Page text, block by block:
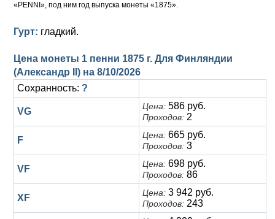
Ливонезы
Альбертусталер
Петр I (1682-1725)
Золото
Серебро
Медь
«PENNI», под ним год выпуска монеты «1875».
Гурт: гладкий.
Цена монеты 1 пенни 1875 г. Для Финляндии
(Александр II) на 8/10/2026
Сохранность: ?
VG Цена: 586 руб.
Проходов: 2
F Цена: 665 руб.
Проходов: 3
VF Цена: 698 руб.
Проходов: 86
XF Цена: 3 942 руб.
Проходов: 243